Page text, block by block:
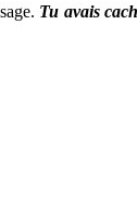
Tu avais